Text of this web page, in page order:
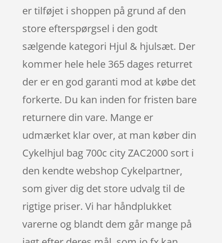
er tilføjet i shoppen på grund af den
store efterspørgsel i den godt
sælgende kategori Hjul & hjulsæt. Der
kommer hele hele 365 dages returret
der er en god garanti mod at købe det
forkerte. Du kan inden for fristen bare
returnere din vare. Mange er
udmærket klar over, at man køber din
Cykelhjul bag 700c city ZAC2000 sort i
den kendte webshop Cykelpartner,
som giver dig det store udvalg til de
rigtige priser. Vi har håndplukket
varerne og blandt dem går mange på